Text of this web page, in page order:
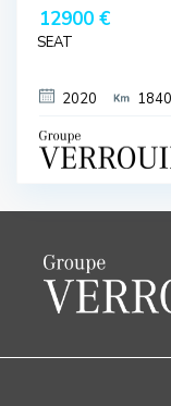
12900 €
SEAT
2020